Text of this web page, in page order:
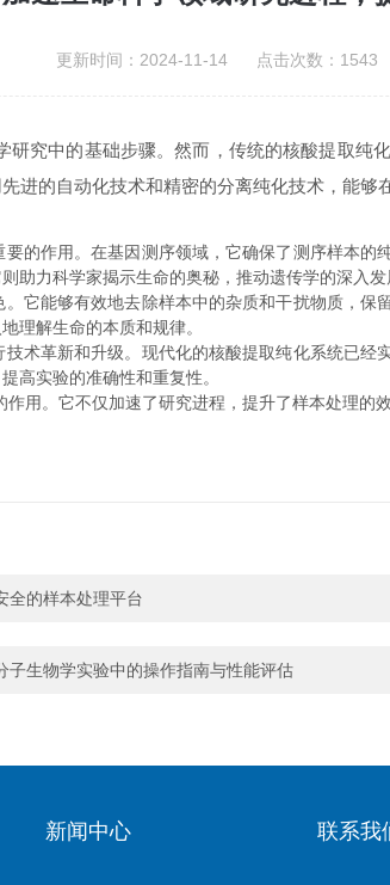
更新时间：2024-11-14 点击次数：1543
中的基础步骤。然而，传统的核酸提取纯
进的自动化技术和精密的分离纯化技术，能
作用。在基因测序领域，它确保了测序样本的
助力科学家揭示生命的奥秘，推动遗传学的深入发
能够有效地去除样本中的杂质和干扰物质，保
理解生命的本质和规律。
革新和升级。现代化的核酸提取纯化系统已经
高实验的准确性和重复性。
。它不仅加速了研究进程，提升了样本处理的
全的样本处理平台
生物学实验中的操作指南与性能评估
新闻中心 联系我